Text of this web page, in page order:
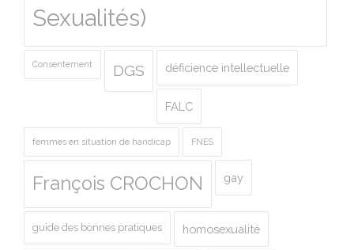
Sexualités)
Consentement DGS déficience intellectuelle
FALC
femmes en situation de handicap FNES
François CROCHON gay
guide des bonnes pratiques homosexualité